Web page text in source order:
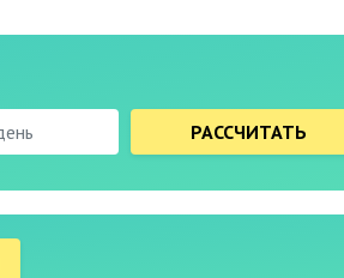
РАССЧИТАТЬ